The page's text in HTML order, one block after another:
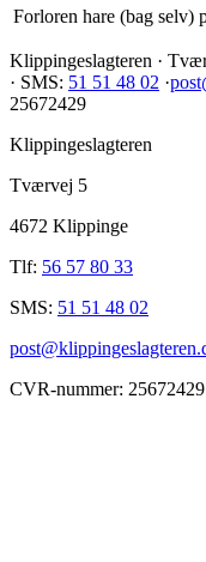
Forloren hare (bag selv)
Klippingeslagteren ·
· SMS: 51 51 48 02 ·
25672429
Klippingeslagteren
Tværvej 5
4672 Klippinge
Tlf: 56 57 80 33
SMS: 51 51 48 02
CVR-nummer: 25672429